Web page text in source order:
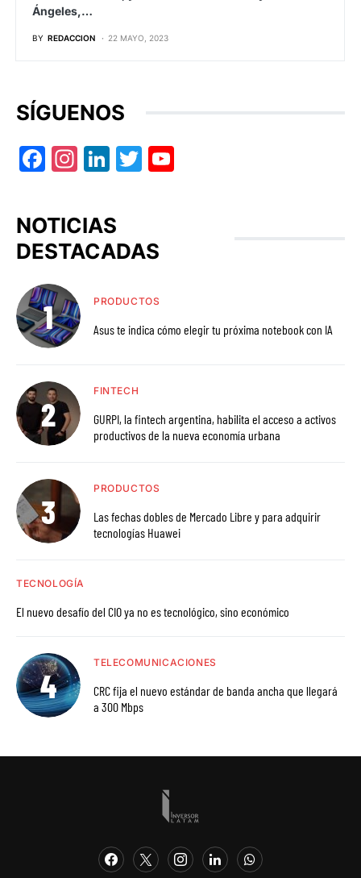
Ángeles,…
BY REDACCION 22 MAYO, 2023
SÍGUENOS
Facebook
Instagram
LinkedIn
Twitter
NOTICIAS
DESTACADAS
PRODUCTOS
Asus te indica cómo elegir tu próxima notebook con IA
FINTECH
GURPI, la fintech argentina, habilita el acceso a activos
productivos de la nueva economía urbana
PRODUCTOS
Las fechas dobles de Mercado Libre y para adquirir
tecnologías Huawei
TECNOLOGÍA
El nuevo desafío del CIO ya no es tecnológico, sino económico
TELECOMUNICACIONES
CRC fija el nuevo estándar de banda ancha que llegará
a 300 Mbps